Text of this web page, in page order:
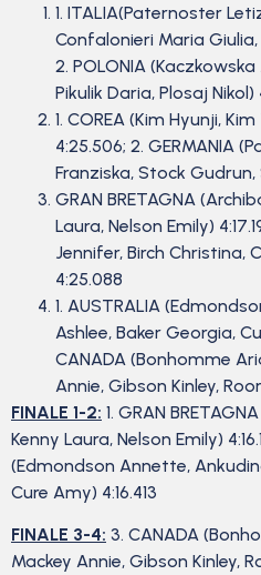
1. ITALIA(Paternoster
Confalonieri Maria Giulia,
2. POLONIA
Pikulik Daria, Plosaj Nikol)
1. COREA (Kim Hyunji,
4:25.506; 2. GERMANIA
Franziska, Stock Gudrun,
GRAN BRETAGNA
Laura, Nelson Emily)
Jennifer, Birch Christina,
4:25.088
1. AUSTRALIA
Ashlee, Baker Georgia,
CANADA (Bonhomme
Annie, Gibson Kinley,
FINALE 1-2: 1. GRAN
Kenny Laura, Nelson Emily)
(Edmondson Annette,
Cure Amy) 4:16.413
FINALE 3-4: 3. CANADA
Mackey Annie, Gibson Kinley,